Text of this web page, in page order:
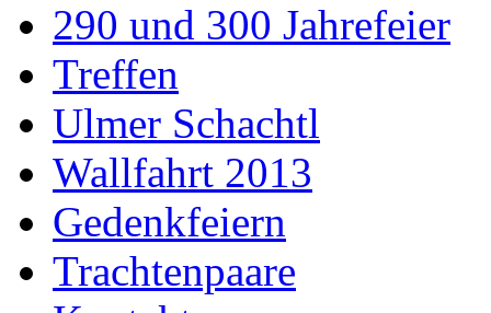
290 und 300 Jahrefeier
Treffen
Ulmer Schachtl
Wallfahrt 2013
Gedenkfeiern
Trachtenpaare